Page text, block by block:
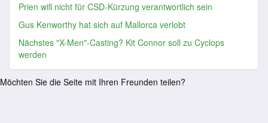
Prien will nicht für CSD-Kürzung verantwortlich sein
Gus Kenworthy hat sich auf Mallorca verlobt
Nächstes "X-Men"-Casting? Kit Connor soll zu Cyclops
werden
Möchten Sie die Seite mit Ihren Freunden teilen?